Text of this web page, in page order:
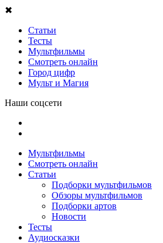
✖
Статьи
Тесты
Мультфильмы
Смотреть онлайн
Город цифр
Мульт и Магия
Наши соцсети
Мультфильмы
Смотреть онлайн
Статьи
Подборки мультфильмов
Обзоры мультфильмов
Подборки артов
Новости
Тесты
Аудиосказки